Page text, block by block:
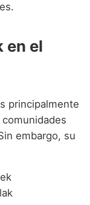
en el
principalmente
embargo, su